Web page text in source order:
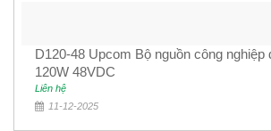
D120-48 Upcom Bộ nguồn công nghiệp
120W 48VDC
Liên hệ
11-12-2025